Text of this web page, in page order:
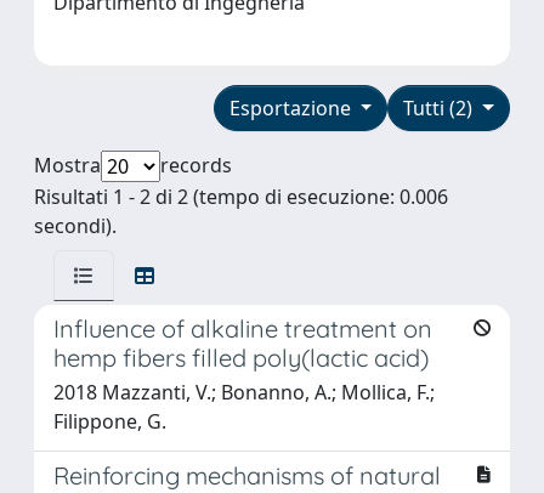
Tutti (2)
Esportazione
Mostra
records
Risultati 1 - 2 di 2 (tempo di esecuzione: 0.006
secondi).
Influence of alkaline treatment on
hemp fibers filled poly(lactic acid)
2018 Mazzanti, V.; Bonanno, A.; Mollica, F.;
Filippone, G.
Reinforcing mechanisms of natural